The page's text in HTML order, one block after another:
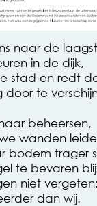
naar de
in de dijk,
stad en redt
door te
beheersen,
wanden
bodem trager
te bevaren
niet vergeten:
dan wij.